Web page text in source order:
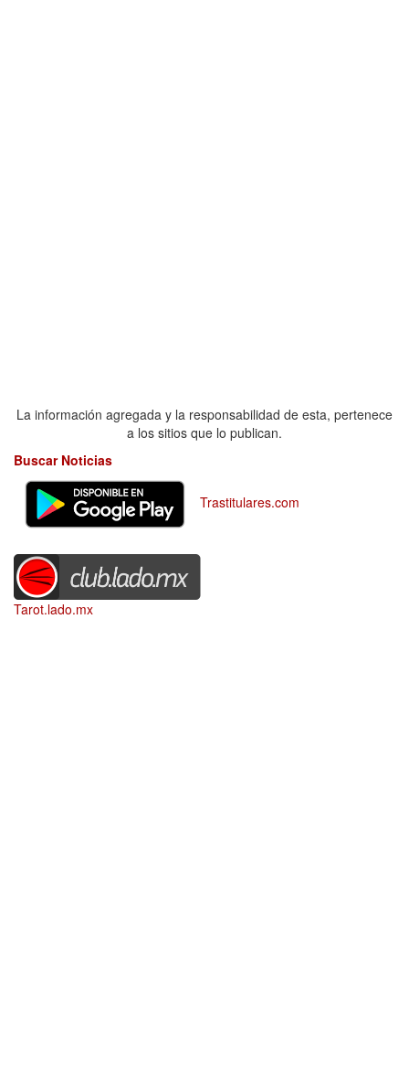
La información agregada y la responsabilidad de esta, pertenece
a los sitios que lo publican.
Buscar Noticias
Trastitulares.com
Tarot.lado.mx